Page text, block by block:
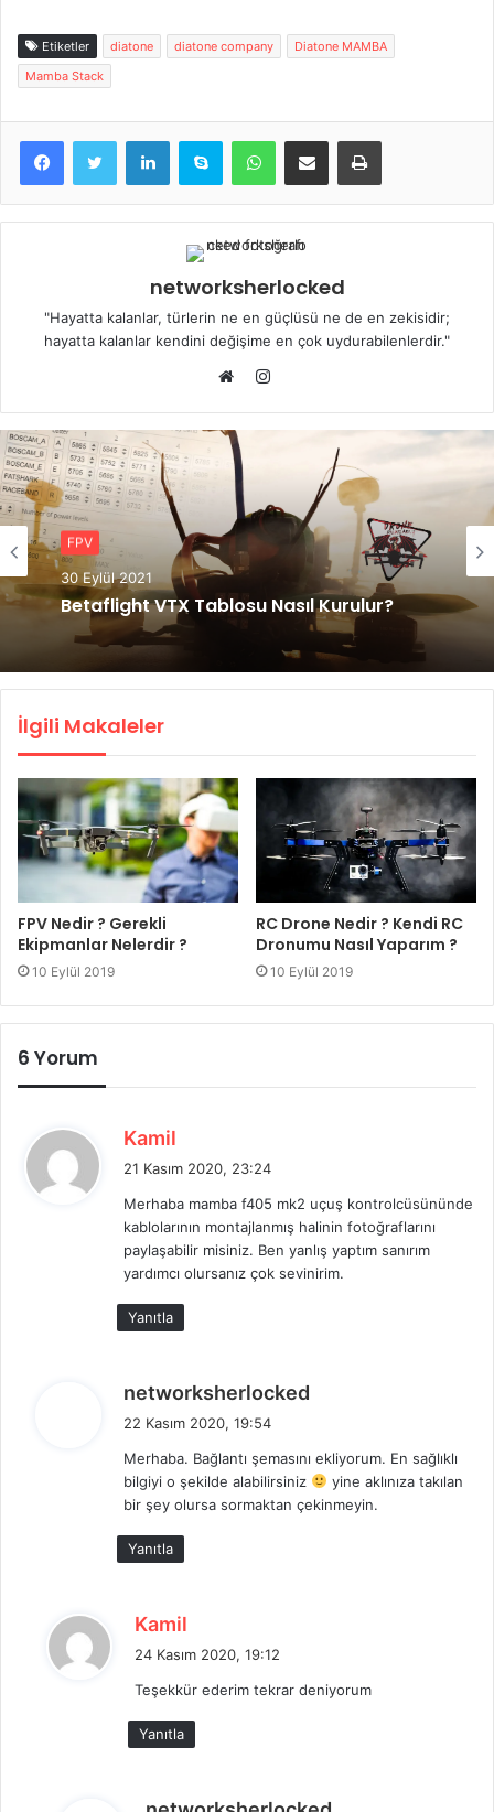
Etiketler diatone diatone company
Diatone MAMBA
Mamba Stack
LinkedInSkype WhatsAppE-Posta ile paylaş Yazdır
networksherlocked
"Hayatta kalanlar, türlerin ne en güçlüsü ne de en zekisidir;
hayatta kalanlar kendini değişime en çok uydurabilenlerdir."
sitesi
Instagram
FPV
18 Şubat 2021
DJI FPV Drone Hakkındaki Tüm Detaylar
İlgili Makaleler
FPV Nedir ? Gerekli
Ekipmanlar Nelerdir ?
10 Eylül 2019
RC Drone Nedir ? Kendi RC
Dronumu Nasıl Yaparım ?
10 Eylül 2019
6 Yorum
Kamil
i
k
i
21 Kasım 2020, 23:24
Merhaba mamba f405 mk2 uçuş kontrolcüsününde
kablolarının montajlanmış halinin fotoğraflarını
paylaşabilir misiniz. Ben yanlış yaptım sanırım
yardımcı olursanız çok sevinirim.
Yanıtla
networksherlocked
k
i
22 Kasım 2020, 19:54
Merhaba. Bağlantı şemasını ekliyorum. En sağlıklı
bilgiyi o şekilde alabilirsiniz
yine aklınıza takılan
bir şey olursa sormaktan çekinmeyin.
Yanıtla
Kamil
i
k
i
24 Kasım 2020, 19:12
Teşekkür ederim tekrar deniyorum
Yanıtla